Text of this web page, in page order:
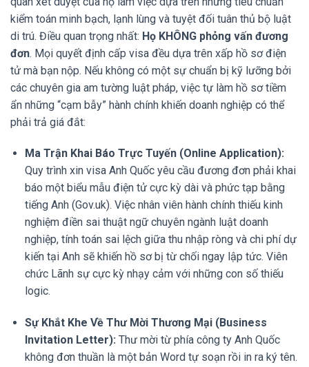
kiểm toán minh bạch, lạnh lùng và tuyệt đối tuân thủ bộ luật
di trú. Điều quan trọng nhất: Họ KHÔNG phỏng vấn đương
đơn. Mọi quyết định cấp visa đều dựa trên xấp hồ sơ điện
tử mà bạn nộp. Nếu không có một sự chuẩn bị kỹ lưỡng bởi
các chuyên gia am tường luật pháp, việc tự làm hồ sơ tiềm
ẩn những “cạm bẫy” hành chính khiến doanh nghiệp có thể
phải trả giá đắt:
Ma Trận Khai Báo Trực Tuyến (Online Application):
Quy trình xin visa Anh Quốc yêu cầu đương đơn phải khai
báo một biểu mẫu điện tử cực kỳ dài và phức tạp bằng
tiếng Anh (Gov.uk). Việc nhân viên hành chính thiếu kinh
nghiệm điền sai thuật ngữ chuyên ngành luật doanh
nghiệp, tính toán sai lệch giữa thu nhập ròng và chi phí dự
kiến tại Anh sẽ khiến hồ sơ bị từ chối ngay lập tức. Viên
chức Lãnh sự cực kỳ nhạy cảm với những con số thiếu
logic.
Sự Khắt Khe Về Thư Mời Thương Mại (Business
Invitation Letter): Thư mời từ phía công ty Anh Quốc
không đơn thuần là một bản Word tự soạn rồi in ra ký tên.